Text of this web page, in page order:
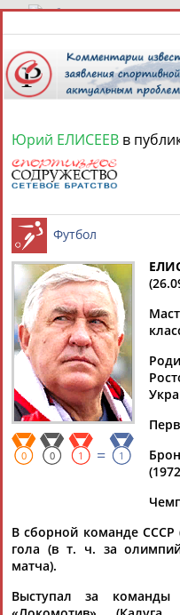
6
Найдено: 13181
Аслаудин
АБАЕВ
Елена
АБАИМОВА
Дмитрий
АБАРЕНОВ
Тамилла
АБАСОВА
БУЛАТОВА
Татьяна
Юрий ЕЛИСЕЕВ в
Футбол
0 0 1 = 1
В сборной команде СССР
гола (в т. ч. за
матча).
Выступал за команды